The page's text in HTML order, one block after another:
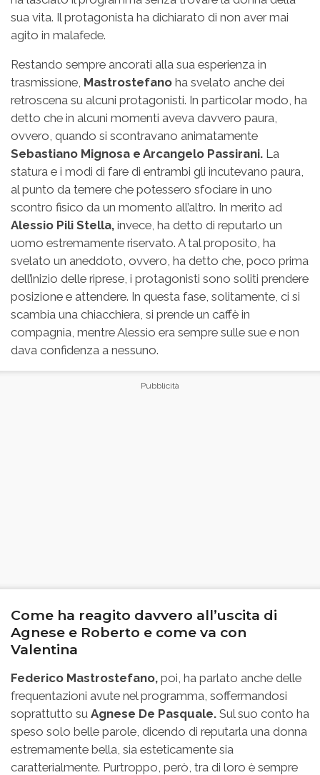
sua vita. Il protagonista ha dichiarato di non aver mai
agito in malafede.
Restando sempre ancorati alla sua esperienza in
trasmissione, Mastrostefano ha svelato anche dei
retroscena su alcuni protagonisti. In particolar modo, ha
detto che in alcuni momenti aveva davvero paura,
ovvero, quando si scontravano animatamente
Sebastiano Mignosa e Arcangelo Passirani. La
statura e i modi di fare di entrambi gli incutevano paura,
al punto da temere che potessero sfociare in uno
scontro fisico da un momento all’altro. In merito ad
Alessio Pili Stella, invece, ha detto di reputarlo un
uomo estremamente riservato. A tal proposito, ha
svelato un aneddoto, ovvero, ha detto che, poco prima
dell’inizio delle riprese, i protagonisti sono soliti prendere
posizione e attendere. In questa fase, solitamente, ci si
scambia una chiacchiera, si prende un caffè in
compagnia, mentre Alessio era sempre sulle sue e non
dava confidenza a nessuno.
Come ha reagito davvero all’uscita di
Agnese e Roberto e come va con
Valentina
Federico Mastrostefano, poi, ha parlato anche delle
frequentazioni avute nel programma, soffermandosi
soprattutto su Agnese De Pasquale. Sul suo conto ha
speso solo belle parole, dicendo di reputarla una donna
estremamente bella, sia esteticamente sia
caratterialmente. Purtroppo, però, tra di loro è sempre